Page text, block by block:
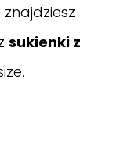
sukienki z